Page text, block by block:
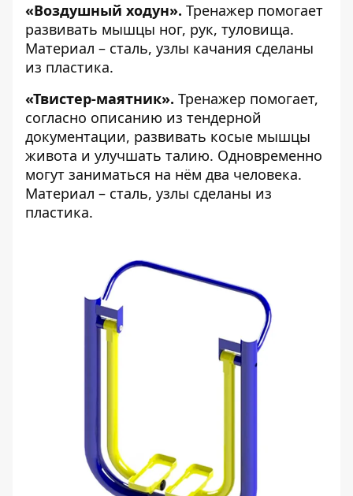
«Воздушный ходун». Тренажер помогает
развивать мышцы ног, рук, туловища.
Материал – сталь, узлы качания сделаны
из пластика.
«Твистер-маятник». Тренажер помогает,
согласно описанию из тендерной
документации, развивать косые мышцы
живота и улучшать талию. Одновременно
могут заниматься на нём два человека.
Материал – сталь, узлы сделаны из
пластика.